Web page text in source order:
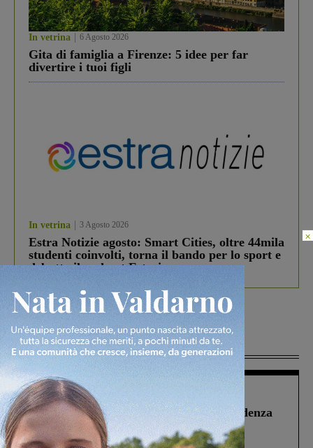
In vetrina 6 Agosto 2026
Gita di famiglia a Firenze: 5 idee per far
divertire i tuoi figli
In vetrina 3 Agosto 2026
Estra Notizie agosto: Smart Cities, oltre 44mila
studenti coinvolti, torna il bando per lo sport e
debutta il podcast Estrair
Più lette
Figline Incisa Valdarno 1 Agosto 2026
Piscina di Figline finanziata oltre la scadenza
Pnrr, il gruppo di Fratelli d’Italia: “Un
ringraziamento al Governo”
×